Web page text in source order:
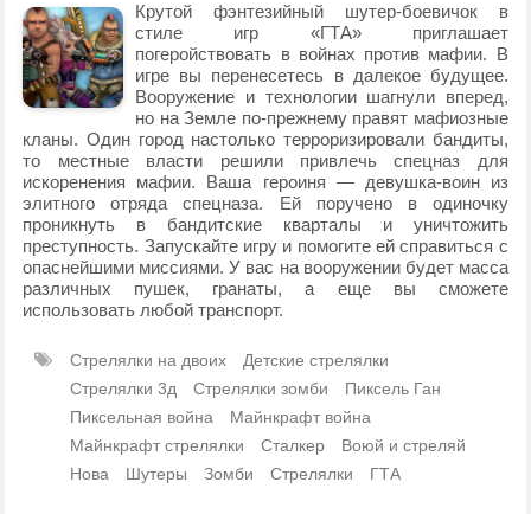
Крутой фэнтезийный шутер-боевичок в
стиле игр «ГТА» приглашает
погеройствовать в войнах против мафии. В
игре вы перенесетесь в далекое будущее.
Вооружение и технологии шагнули вперед,
но на Земле по-прежнему правят мафиозные
кланы. Один город настолько терроризировали бандиты,
то местные власти решили привлечь спецназ для
искоренения мафии. Ваша героиня — девушка-воин из
элитного отряда спецназа. Ей поручено в одиночку
проникнуть в бандитские кварталы и уничтожить
преступность. Запускайте игру и помогите ей справиться с
опаснейшими миссиями. У вас на вооружении будет масса
различных пушек, гранаты, а еще вы сможете
использовать любой транспорт.
Стрелялки на двоих
Детские стрелялки
Стрелялки 3д
Стрелялки зомби
Пиксель Ган
Пиксельная война
Майнкрафт война
Майнкрафт стрелялки
Сталкер
Воюй и стреляй
Нова
Шутеры Зомби Стрелялки ГТА